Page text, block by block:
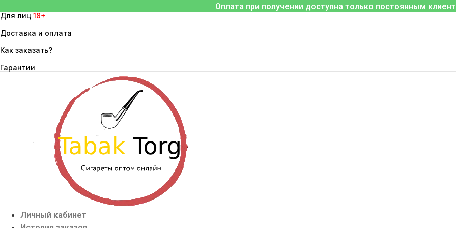
к
содержимому
Оплата при получении доступна только постоянным
Для лиц 18+
Доставка и оплата
Как заказать?
Гарантии
Личный кабинет